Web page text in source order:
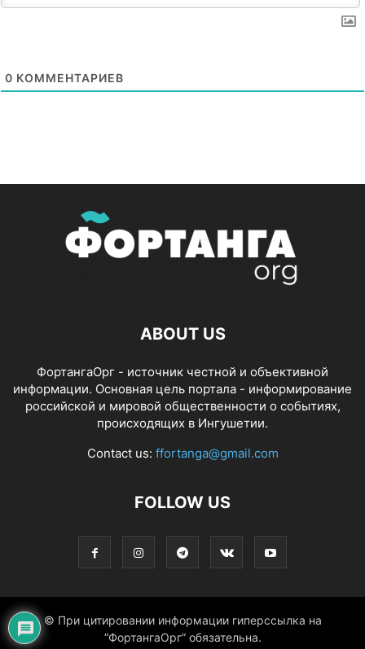
0 КОММЕНТАРИЕВ
ABOUT US
ФортангаОрг - источник честной и объективной
информации. Основная цель портала - информирование
российской и мировой общественности о событиях,
происходящих в Ингушетии.
Contact us: ffortanga@gmail.com
FOLLOW US
© При цитировании информации гиперссылка на
“ФортангаОрг” обязательна.